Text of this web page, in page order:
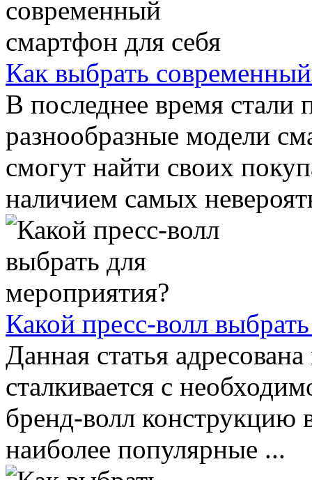
Как выбрать
В последнее время стали
разнообразные модели
смогут найти своих
наличием самых
Какой пресс-волл
Данная статья
сталкивается с
бренд-волл конструкцию
наиболее популярные ...